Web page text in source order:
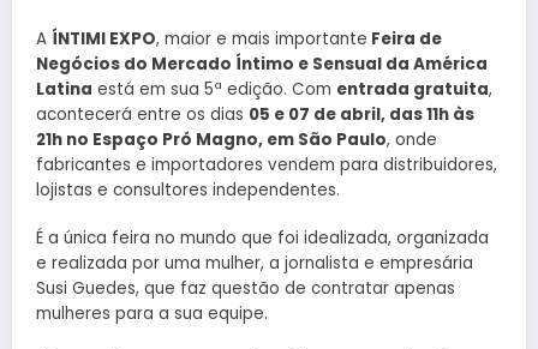
A ÍNTIMI EXPO, maior e mais importante Feira de
Negócios do Mercado Íntimo e Sensual da América
Latina está em sua 5ª edição. Com entrada gratuita,
acontecerá entre os dias 05 e 07 de abril, das 11h às
21h no Espaço Pró Magno, em São Paulo, onde
fabricantes e importadores vendem para distribuidores,
lojistas e consultores independentes.
É a única feira no mundo que foi idealizada, organizada
e realizada por uma mulher, a jornalista e empresária
Susi Guedes, que faz questão de contratar apenas
mulheres para a sua equipe.